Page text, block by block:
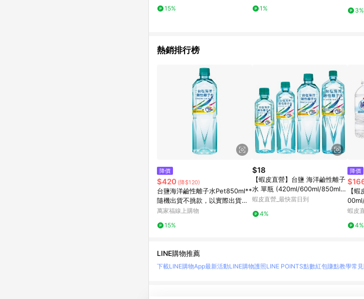
15%
1%
3%
熱銷排行榜
降價
$420 (降$120)
台鹽海洋鹼性離子水Pet850ml**
隨機出貨不挑款，以實際出貨為
準。**
萬家福線上購物
15%
$18
【蝦皮直營】台鹽 海洋鹼性離子
水 單瓶 (420ml/600ml/850ml/1
500ml) 鹼性水 礦泉水
蝦皮直營_最快當日到
4%
降價
【
箱 多
蝦皮
4%
LINE購物推薦
下載LINE購物App最新活動LINE購物護照LINE POINTS點數紅包賺點教學常